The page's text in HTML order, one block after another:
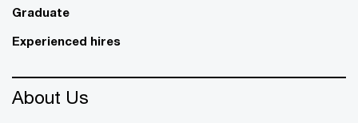
Graduate
Experienced hires
About Us